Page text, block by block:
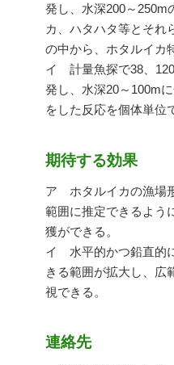
発し、水深200～250m
カ、ハタハタ等とそれ
の中から、ホタルイカ
イ 計量魚探で38、
発し、水深20～100m
をした反応を個体単位
期待する効果
ア ホタルイカの漁場
範囲に推定できるよう
獲ができる。
イ 水平的かつ鉛直的
きる範囲が拡大し、広
視できる。
連絡先